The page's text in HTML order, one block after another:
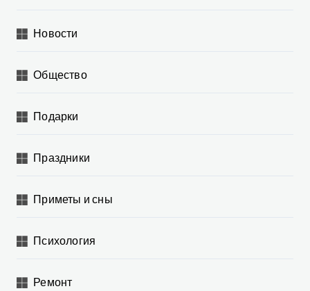
Новости
Общество
Подарки
Праздники
Приметы и сны
Психология
Ремонт